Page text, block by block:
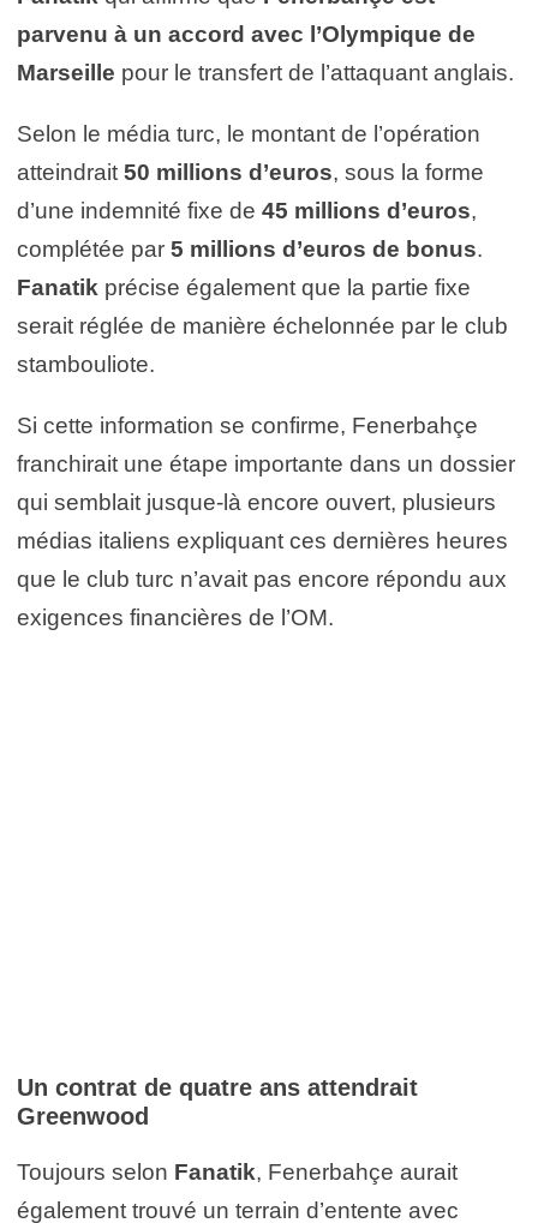
parvenu à un accord avec l’Olympique de
Marseille pour le transfert de l’attaquant anglais.
Selon le média turc, le montant de l’opération
atteindrait 50 millions d’euros, sous la forme
d’une indemnité fixe de 45 millions d’euros,
complétée par 5 millions d’euros de bonus.
Fanatik précise également que la partie fixe
serait réglée de manière échelonnée par le club
stambouliote.
Si cette information se confirme, Fenerbahçe
franchirait une étape importante dans un dossier
qui semblait jusque-là encore ouvert, plusieurs
médias italiens expliquant ces dernières heures
que le club turc n’avait pas encore répondu aux
exigences financières de l’OM.
Un contrat de quatre ans attendrait
Greenwood
Toujours selon Fanatik, Fenerbahçe aurait
également trouvé un terrain d’entente avec